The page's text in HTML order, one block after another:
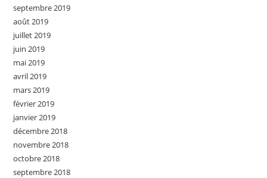
septembre 2019
août 2019
juillet 2019
juin 2019
mai 2019
avril 2019
mars 2019
février 2019
janvier 2019
décembre 2018
novembre 2018
octobre 2018
septembre 2018